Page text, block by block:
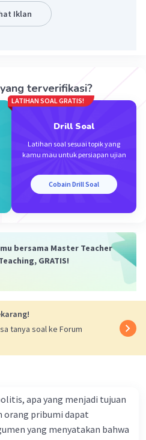
Iklan
terverifikasi?
LATIHAN SOAL GRATIS!
Drill Soal
Latihan soal sesuai topik yang
kamu mau untuk persiapan ujian
Cobain Drill Soal
bersama Master Teacher
GRATIS!
tanya soal ke Forum
apa yang menjadi tujuan
orang pribumi dapat
yang menyatakan bahwa